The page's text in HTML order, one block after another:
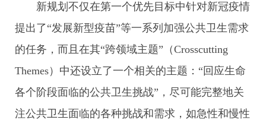
新规划不仅在第一个优先目标中针对新冠疫情
提出了“发展新型疫苗”等一系列加强公共卫生需求
的任务，而且在其“跨领域主题”（Crosscutting
Themes）中还设立了一个相关的主题：“回应生命
各个阶段面临的公共卫生挑战”，尽可能完整地关
注公共卫生面临的各种挑战和需求，如急性和慢性